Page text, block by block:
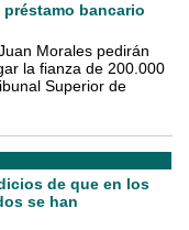
bancario
Morales pedirán
la fianza de 200.000
Superior de
de que en los
se han